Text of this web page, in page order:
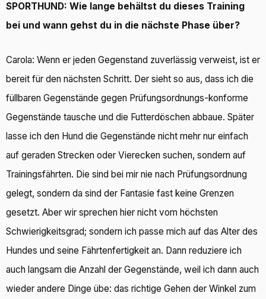
SPORTHUND: Wie lange behältst du dieses Training
bei und wann gehst du in die nächste Phase über?
Carola: Wenn er jeden Gegenstand zuverlässig verweist, ist er
bereit für den nächsten Schritt. Der sieht so aus, dass ich die
füllbaren Gegenstände gegen Prüfungsordnungs-konforme
Gegenstände tausche und die Futterdöschen abbaue. Später
lasse ich den Hund die Gegenstände nicht mehr nur einfach
auf geraden Strecken oder Vierecken suchen, sondern auf
Trainingsfährten. Die sind bei mir nie nach Prüfungsordnung
gelegt, sondern da sind der Fantasie fast keine Grenzen
gesetzt. Aber wir sprechen hier nicht vom höchsten
Schwierigkeitsgrad; sondern ich passe mich auf das Alter des
Hundes und seine Fährtenfertigkeit an. Dann reduziere ich
auch langsam die Anzahl der Gegenstände, weil ich dann auch
wieder andere Dinge übe: das richtige Gehen der Winkel zum